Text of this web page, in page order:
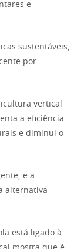
e
sustentáveis,
por
vertical
a eficiência
e diminui o
e a
alternativa
está ligado à